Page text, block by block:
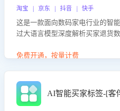
淘宝 | 京东 | 抖音 | 快手
这是一款面向数码家电行业的智
过大语言模型深度解析买家退货
因，并输出可落地的改进建议，
免费开通，按量计费
AI智能买家标签-[客